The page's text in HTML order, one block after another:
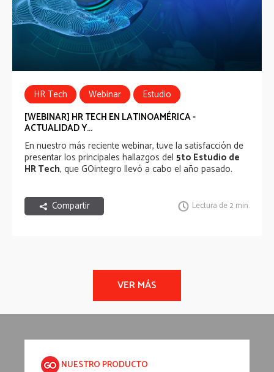
HR Tech Webinar
Estudio
[WEBINAR] HR TECH EN LATINOAMÉRICA -
ACTUALIDAD Y...
En nuestro más reciente webinar, tuve la satisfacción de
presentar los principales hallazgos del 5to Estudio de
HR Tech, que GOintegro llevó a cabo el año pasado.
Compartir Lectura de 2 min.
NUESTRO PRODUCTO